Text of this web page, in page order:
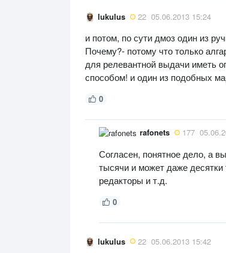
lukulus 22 05.06.2013 15:24
и потом, по сути дмоз один из
Почему?- потому что только
для релевантной выдачи иметь
способом! и один из подобных
0
rafonets 177
Согласен, понятное дело, а
тысячи и может даже
редакторы и т.д.
0
lukulus 22 05.06.2013 15:42